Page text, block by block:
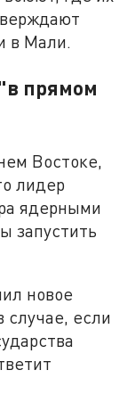
в Мали.
прямом
Востоке,
лидер
ядерными
запустить
новое
случае, если